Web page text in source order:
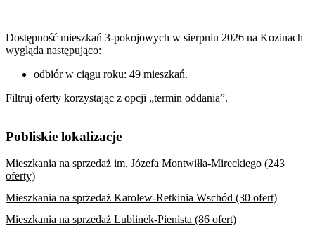
Dostępność mieszkań 3-pokojowych w sierpniu 2026 na Kozinach
wygląda następująco:
odbiór w ciągu roku: 49 mieszkań.
Filtruj oferty korzystając z opcji „termin oddania”.
Pobliskie lokalizacje
Mieszkania na sprzedaż im. Józefa Montwiłła-Mireckiego (243
oferty)
Mieszkania na sprzedaż Karolew-Retkinia Wschód (30 ofert)
Mieszkania na sprzedaż Lublinek-Pienista (86 ofert)